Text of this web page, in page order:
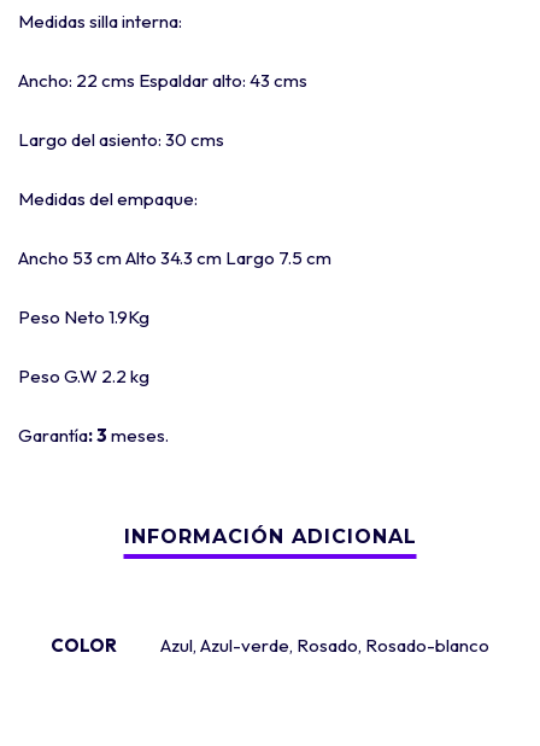
Medidas silla interna:
Ancho: 22 cms Espaldar alto: 43 cms
Largo del asiento: 30 cms
Medidas del empaque:
Ancho 53 cm Alto 34.3 cm Largo 7.5 cm
Peso Neto 1.9Kg
Peso G.W 2.2 kg
Garantía: 3 meses.
COLOR Azul, Azul-verde, Rosado, Rosado-blanco